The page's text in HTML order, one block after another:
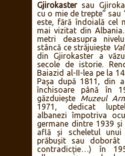
Gjirokastersau
cu o mie de trepte” sau
este, fără îndoială cel
mai vizitat din
metri deasupra
stâncă ce străjuiește
din Gjirokaster a
secole de istorie.
Baiazid al-II-lea pe la
Pașa după 1811, din
închisoare până în
găzduiește Muzeul
1971, dedicat
albanezi împotriva
germane dintre 1939
află și scheletul unui
prăbușit sau doborât
contradicție…) în